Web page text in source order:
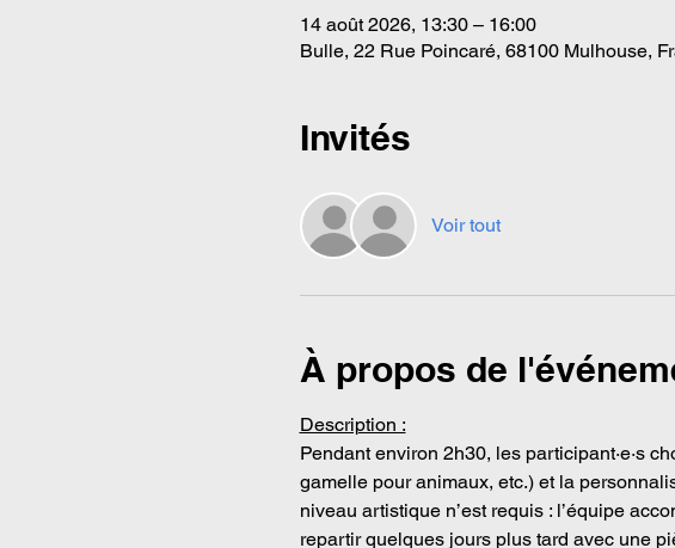
14 août 2026, 13:30 – 16:00
Bulle, 22 Rue Poincaré, 68100 Mulhouse,
Invités
Voir tout
À propos de
Description :
Pendant environ 2h30, les participant·e·s
gamelle pour animaux, etc.) et la
niveau artistique n’est requis : l’équipe
repartir quelques jours plus tard avec une